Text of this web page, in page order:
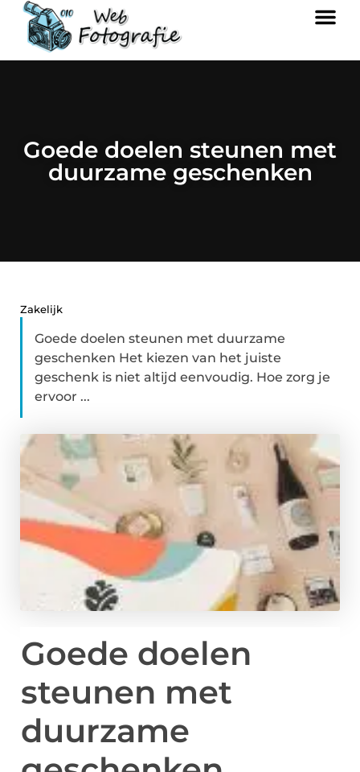
Goede doelen steunen met
duurzame geschenken
Zakelijk
Goede doelen steunen met duurzame
geschenken Het kiezen van het juiste
geschenk is niet altijd eenvoudig. Hoe zorg je
ervoor ...
Goede doelen
steunen met
duurzame